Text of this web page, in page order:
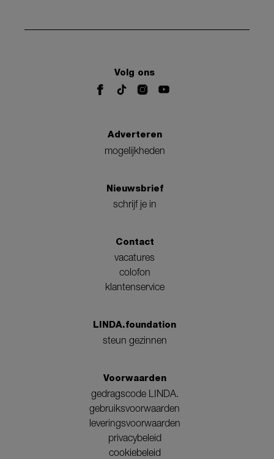
Volg ons
Adverteren
mogelijkheden
Nieuwsbrief
schrijf je in
Contact
vacatures
colofon
klantenservice
LINDA.foundation
steun gezinnen
Voorwaarden
gedragscode LINDA.
gebruiksvoorwaarden
leveringsvoorwaarden
privacybeleid
cookiebeleid